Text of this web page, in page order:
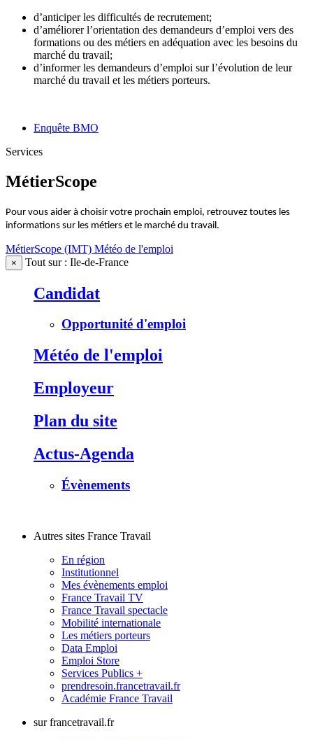
d’anticiper les difficultés de recrutement;
d’améliorer l’orientation des demandeurs d’emploi vers des
formations ou des métiers en adéquation avec les besoins du
marché du travail;
d’informer les demandeurs d’emploi sur l’évolution de leur
marché du travail et les métiers porteurs.
Enquête BMO
Services
MétierScope
Pour vous aider à choisir votre prochain emploi, retrouvez toutes les
informations sur les métiers et le marché du travail.
MétierScope (IMT) Météo de l'emploi
× Tout sur : Ile-de-France
Candidat
Opportunité d'emploi
Météo de l'emploi
Employeur
Plan du site
Actus-Agenda
Évènements
Autres sites France Travail
En région
Institutionnel
Mes évènements emploi
France Travail TV
France Travail spectacle
Mobilité internationale
Les métiers porteurs
Data Emploi
Emploi Store
Services Publics +
prendresoin.francetravail.fr
Académie France Travail
sur francetravail.fr